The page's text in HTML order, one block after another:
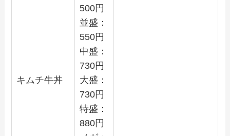
キムチ牛丼
500円
並盛：
550円
中盛：
730円
大盛：
730円
特盛：
880円